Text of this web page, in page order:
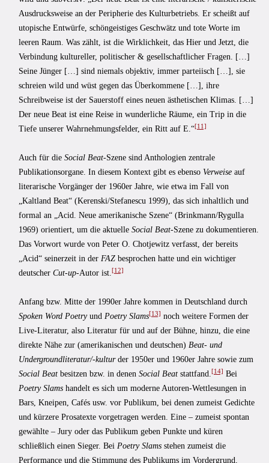
Ausdrucksweise an der Peripherie des Kulturbetriebs. Er scheißt auf
utopische Entwürfe, schöngeistiges Geschwätz und tote Worte im
leeren Raum. Was zählt, ist die Wirklichkeit, das Hier und Jetzt, die
Verbindung kultureller, politischer & gesellschaftlicher Fragen. […]
Seine Jünger […] sind niemals objektiv, immer parteiisch […], sie
schreien wild und wüst gegen das Überkommene […], ihre
Schreibweise ist der Sauerstoff eines neuen ästhetischen Klimas. […]
Der neue Beat ist eine Reise in wunderliche Räume, ein Trip in die
Tiefe unserer Wahrnehmungsfelder, ein Ritt auf E.“[11]
Auch für die Social Beat-Szene sind Anthologien zentrale
Publikationsorgane. In diesem Kontext gibt es ebenso Verweise auf
literarische Vorgänger der 1960er Jahre, wie etwa im Fall von
„Kaltland Beat“ (Kerenski/Stefanescu 1999), das sich inhaltlich und
formal an „Acid. Neue amerikanische Szene“ (Brinkmann/Rygulla
1969) orientiert, um die aktuelle Social Beat-Szene zu dokumentieren.
Das Vorwort wurde von Peter O. Chotjewitz verfasst, der bereits
„Acid“ seinerzeit in der FAZ besprochen hatte und ein wichtiger
deutscher Cut-up-Autor ist. [12]
Anfang bzw. Mitte der 1990er Jahre kommen in Deutschland durch
Spoken Word Poetryund Poetry Slams[13] noch weitere Formen der
Live-Literatur, also Literatur für und auf der Bühne, hinzu, die eine
direkte Nähe zur (amerikanischen und deutschen) Beat- und
Undergroundliteratur/-kulturder 1950er und 1960er Jahre sowie zum
Social Beat besitzen bzw. in denen Social Beat stattfand. [14] Bei
Poetry Slams handelt es sich um moderne Autoren-Wettlesungen in
Bars, Kneipen, Cafés usw. vor Publikum, bei denen zumeist Gedichte
und kürzere Prosatexte vorgetragen werden. Eine – zumeist spontan
gewählte – Jury oder das Publikum geben Punkte und küren
schließlich einen Sieger. Bei Poetry Slams stehen zumeist die
Performance und die Stimmung des Publikums im Vordergrund,